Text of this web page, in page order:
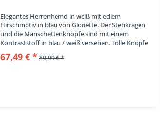
Elegantes Herrenhemd in weiß mit edlem
Hirschmotiv in blau von Gloriette. Der Stehkragen
und die Manschettenknöpfe sind mit einem
Kontraststoff in blau / weiß versehen. Tolle Knöpfe
in Perlmuttoptik runden das Gesamtbild ab. Ein...
67,49 € * 89,99 € *